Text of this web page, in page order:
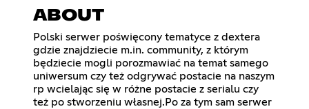
ABOUT
Polski serwer poświęcony tematyce z dextera
gdzie znajdziecie m.in. community, z którym
będziecie mogli porozmawiać na temat samego
uniwersum czy też odgrywać postacie na naszym
rp wcielając się w różne postacie z serialu czy
też po stworzeniu własnej.Po za tym sam serwer